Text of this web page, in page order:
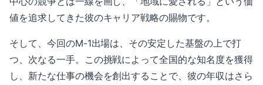
値を追求してきた彼のキャリア戦略の賜物です。
そして、今回のM-1出場は、その安定した基盤の上で打
つ、次なる一手。この挑戦によって全国的な知名度を獲得
し、新たな仕事の機会を創出することで、彼の年収はさら